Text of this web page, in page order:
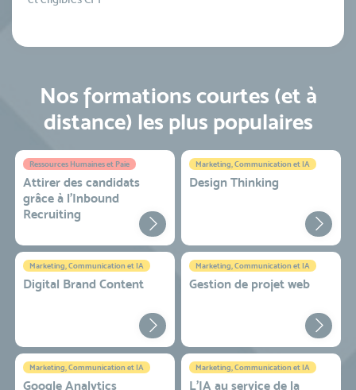
Nos formations courtes (et à
distance) les plus populaires
Ressources Humaines et Paie
Attirer des candidats
grâce à l’Inbound
Recruiting
Marketing, Communication et IA
Design Thinking
Marketing, Communication et IA
Digital Brand Content
Marketing, Communication et IA
Gestion de projet web
Marketing, Communication et IA
Google Analytics
Marketing, Communication et IA
L'IA au service de la